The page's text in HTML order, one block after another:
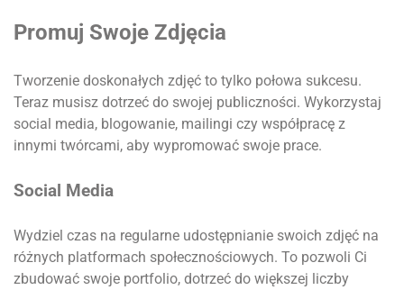
Promuj Swoje Zdjęcia
Tworzenie doskonałych zdjęć to tylko połowa sukcesu.
Teraz musisz dotrzeć do swojej publiczności. Wykorzystaj
social media, blogowanie, mailingi czy współpracę z
innymi twórcami, aby wypromować swoje prace.
Social Media
Wydziel czas na regularne udostępnianie swoich zdjęć na
różnych platformach społecznościowych. To pozwoli Ci
zbudować swoje portfolio, dotrzeć do większej liczby